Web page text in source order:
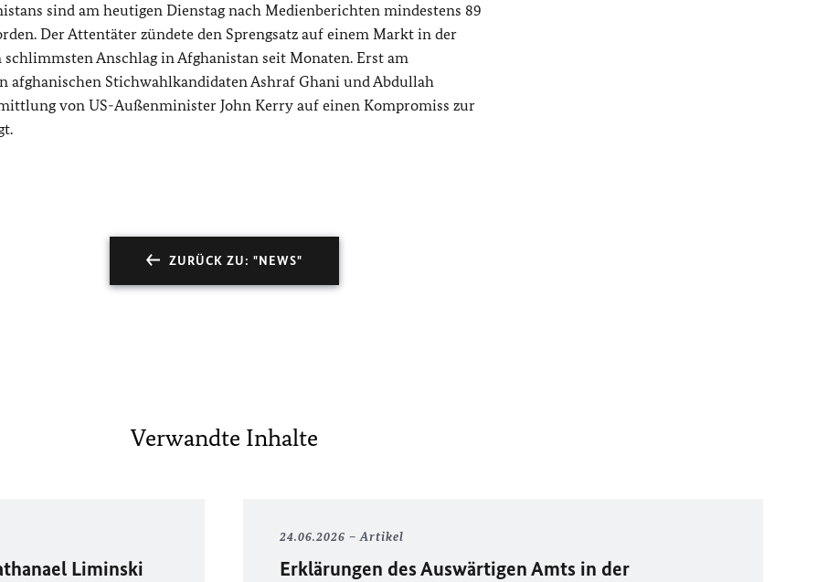
sind am heutigen Dienstag nach Medienberichten mindestens 89
Der Attentäter zündete den Sprengsatz auf einem Markt in der
Anschlag in Afghanistan seit Monaten. Erst am
afghanischen Stichwahlkandidaten Ashraf Ghani und Abdullah
von US-Außenminister John Kerry auf einen Kompromiss zur
ZURÜCK ZU: "NEWS"
Verwandte Inhalte
Liminski
24.06.2026 Artikel
Erklärungen des Auswärtigen Amts in der